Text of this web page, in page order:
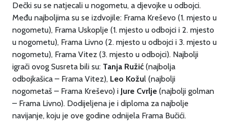
Dečki su se natjecali u nogometu, a djevojke u odbojci.
Među najboljima su se izdvojile: Frama Kreševo (1. mjesto u
nogometu), Frama Uskoplje (1. mjesto u odbojci i 2. mjesto
u nogometu), Frama Livno (2. mjesto u odbojci i 3. mjesto u
nogometu), Frama Vitez (3. mjesto u odbojci). Najbolji
igrači ovog Susreta bili su: Tanja Ružić (najbolja
odbojkašica – Frama Vitez), Leo Kožul (najbolji
nogometaš – Frama Kreševo) i Jure Cvrlje (najbolji golman
– Frama Livno). Dodijeljena je i diploma za najbolje
navijanje, koju je ove godine odnijela Frama Bučići.